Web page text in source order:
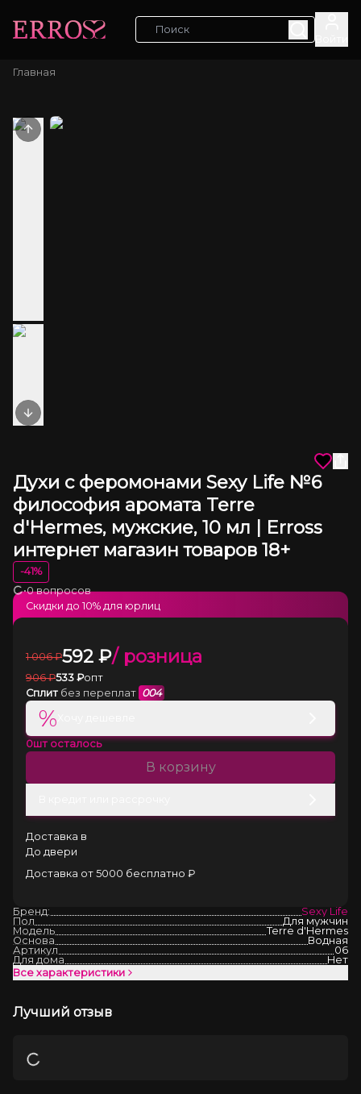
Главная
Previous slide
Next slide
Духи с феромонами Sexy Life №6
философия аромата Terre
d'Hermes, мужские, 10 мл | Erross
интернет магазин товаров 18+
-41%
Загрузка
•0 вопросов
1 006 ₽592 ₽/ розница
906 ₽533 ₽опт
Сплит без переплат 004
%
0шт осталось
В корзину
Доставка в
До двери
Доставка от 5000 бесплатно ₽
Скидки до 10% для юрлиц
Бренд:
Sexy Life
Пол
Для мужчин
Модель
Terre d'Hermes
Основа
Водная
Артикул
06
Для дома
Нет
Все характеристики
Лучший отзыв
Загрузка